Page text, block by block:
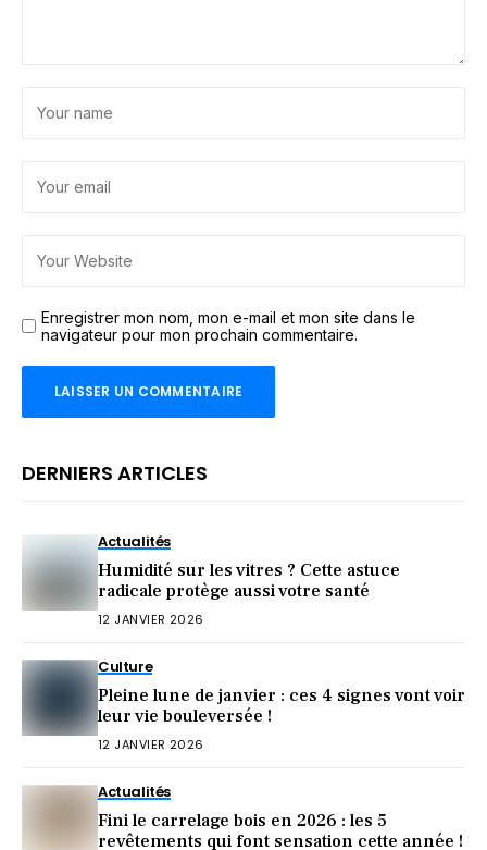
Enregistrer mon nom, mon e-mail et mon site dans le
navigateur pour mon prochain commentaire.
DERNIERS ARTICLES
Actualités
Humidité sur les vitres ? Cette astuce
radicale protège aussi votre santé
12 JANVIER 2026
Culture
Pleine lune de janvier : ces 4 signes vont voir
leur vie bouleversée !
12 JANVIER 2026
Actualités
Fini le carrelage bois en 2026 : les 5
revêtements qui font sensation cette année !